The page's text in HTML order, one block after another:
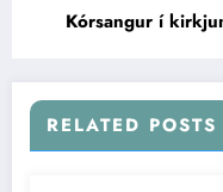
Kórsangur í
RELATED POSTS